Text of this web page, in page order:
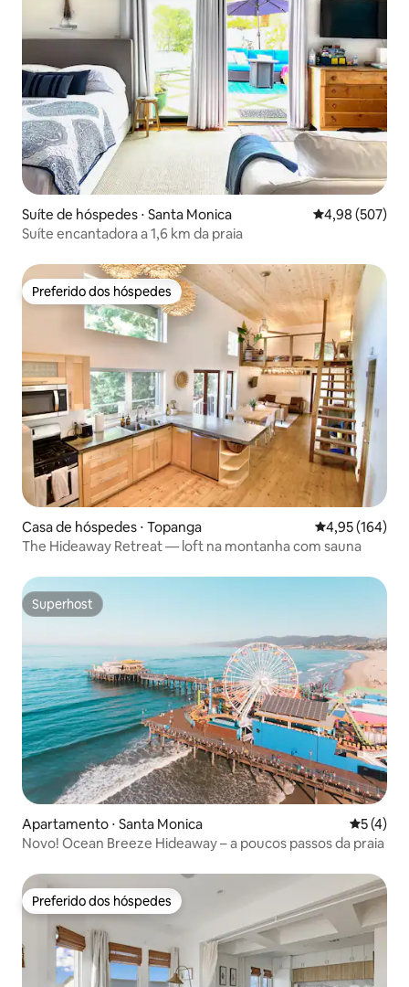
Suíte de hóspedes ⋅ Santa Monica 4,98 de uma
4,98 (507)
Suíte encantadora a 1,6 km da praia
Preferido dos hóspedes
Preferido dos hóspedes
Casa de hóspedes ⋅ Topanga 4,95 de uma
4,95 (164)
The Hideaway Retreat — loft na montanha com sauna
Superhost
Superhost
Apartamento ⋅ Santa Monica 5 de
5 (4)
Novo! Ocean Breeze Hideaway – a poucos passos da praia
Preferido dos hóspedes
Preferido dos hóspedes